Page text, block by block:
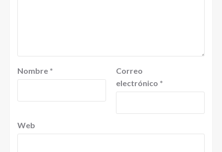
Nombre *
Correo
electrónico *
Web